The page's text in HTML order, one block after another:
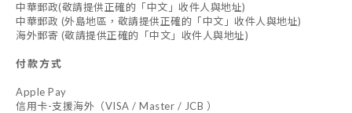
中華郵政(敬請提供正確的「中文」收件人與地址)
中華郵政 (外島地區，敬請提供正確的「中文」收件人與地址)
海外郵寄 (敬請提供正確的「中文」收件人與地址)
付款方式
Apple Pay
信用卡-支援海外（VISA / Master / JCB ）